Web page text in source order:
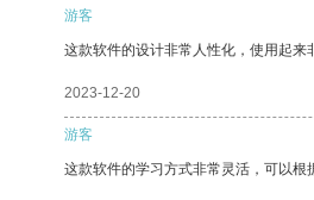
游客
这款软件的设计非常人性化，使用起来
2023-12-20
游客
这款软件的学习方式非常灵活，可以根